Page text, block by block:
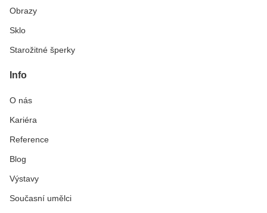
Obrazy
Sklo
Starožitné šperky
Info
O nás
Kariéra
Reference
Blog
Výstavy
Současní umělci